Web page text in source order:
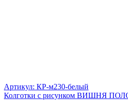
Артикул: КР-м230-белый
Колготки с рисунком ВИШНЯ